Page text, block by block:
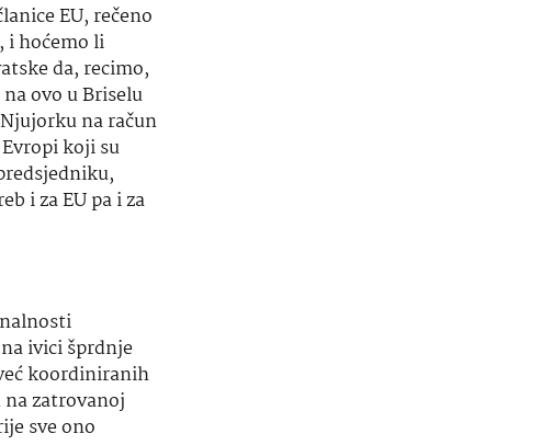
EU, rečeno
i hoćemo li
da, recimo,
ovo u Briselu
na račun
koji su
i za EU pa i za
ivici šprdnje
koordiniranih
zatrovanoj
sve ono